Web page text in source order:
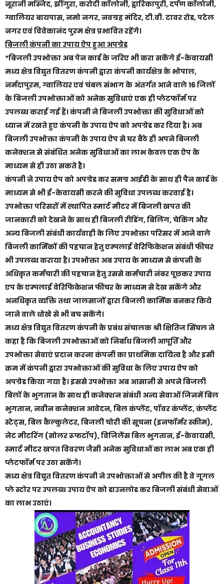
नूरानी मस्जिद, झींगुरा, करोदी कॉलोनी, द्वारिकापुरी, दर्पण कॉलोनी,
ग्वालियर बायपास, नमो नगर, नवग्रह मंदिर, टी.वी. टावर रोड, पटेल
नगर एवं विवेकानंद पुरम क्षेत्र प्रभावित रहेंगे।
बिजली कंपनी का उपाय ऐप हुआ अपग्रेड
*बिजली उपभोक्ता अब पेन कार्ड के जरिए भी करा सकेंगे ई-केवायसी
मध्य क्षेत्र विद्युत वितरण कंपनी द्वारा कंपनी कार्यक्षेत्र के भोपाल,
नर्मदापुरम, ग्वालियर एवं चंबल संभाग के अंतर्गत आने वाले 16 जिलों
के बिजली उपभोक्ताओं को अनेक सुविधाएं एक ही प्लेटफॉर्म पर
उपलब्ध कराई गई हैं। कंपनी ने बिजली उपभोक्ता की सुविधाओं को
ध्यान में रखते हुए कंपनी के उपाय ऐप को अपग्रेड कर दिया है। अब
बिजली उपभोक्ता कंपनी के उपाय ऐप से घर बैठे ही अपने बिजली
कनेक्शन से संबंधित अनेक सुविधाओं का लाभ केवल एक ऐप के
माध्यम से ही उठा सकते है।
कंपनी ने उपाय ऐप को अपग्रेड कर समग्र आईडी के साथ ही पैन कार्ड के
माध्यम से भी ई-केवायसी करने की सुविधा उपलब्ध करवाई है।
उपभोक्ता परिसरों में स्थापित स्मार्ट मीटर में बिजली खपत की
जानकारी को देखने के साथ ही बिजली रीडिंग, बिलिंग, चेकिंग और
अन्य बिजली संबंधी कार्यवाही के लिए उपभोक्ता परिसर में आने वाले
बिजली कार्मिकों की पहचान हेतु एम्पलाई वेरिफिकेशन संबंधी फीचर
भी उपलब्ध कराया है। उपभोक्ता अब उपाय के माध्यम से कंपनी के
अधिकृत कर्मचारी की पहचान हेतु उससे कर्मचारी नंबर पूछकर उपाय
एप के एम्पलाई वेरिफिकेशन फीचर के माध्यम से देख सकेंगे और
अनधिकृत व्यक्ति तथा जालसाजों द्वारा बिजली कार्मिक बनकर किये
जाने वाले धोखे से भी बच सकेंगे।
मध्य क्षेत्र विद्युत वितरण कंपनी के प्रबंध संचालक श्री क्षितिज सिंघल ने
कहा है कि बिजली उपभोक्ताओं को निर्बाध बिजली आपूर्ति और
उपभोक्ता सेवाएं प्रदान करना कंपनी का प्राथमिक दायित्व है और इसी
क्रम में कंपनी द्वारा उपभोक्ताओं की सुविधा के लिए उपाय ऐप को
अपग्रेड किया गया है। इससे उपभोक्ता अब आसानी से अपने बिजली
बिलों के भुगतान के साथ ही कनेक्शन संबंधी अन्य सेवाओं जिनमें बिल
भुगतान, नवीन कनेक्शन आवेदन, बिल कंप्लेंट, पॉवर कंप्लेंट, कंप्लेंट
स्टेट्स, बिल कैल्कुलेटर, बिजली चोरी की सूचना (इनफॉर्मर स्कीम),
नेट मीटरिंग (सोलर रूफटॉप), विजिलेंस बिल भुगतान, ई-केवायसी,
स्मार्ट मीटर खपत विवरण जैसी अनेक सुविधाओं का लाभ अब एक ही
प्लेटफॉर्म पर उठा सकेंगे।
मध्य क्षेत्र विद्युत वितरण कंपनी ने उपभोक्ताओं से अपील की है वे गूगल
प्ले स्टोर पर उपलब्ध उपाय ऐप को डाउनलोड कर बिजली संबंधी सेवाओं
का लाभ उठाएं।